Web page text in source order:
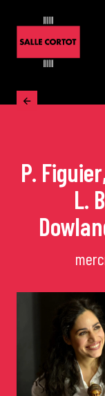
Accueil
La
Les
Les
Les
de
P.
L.